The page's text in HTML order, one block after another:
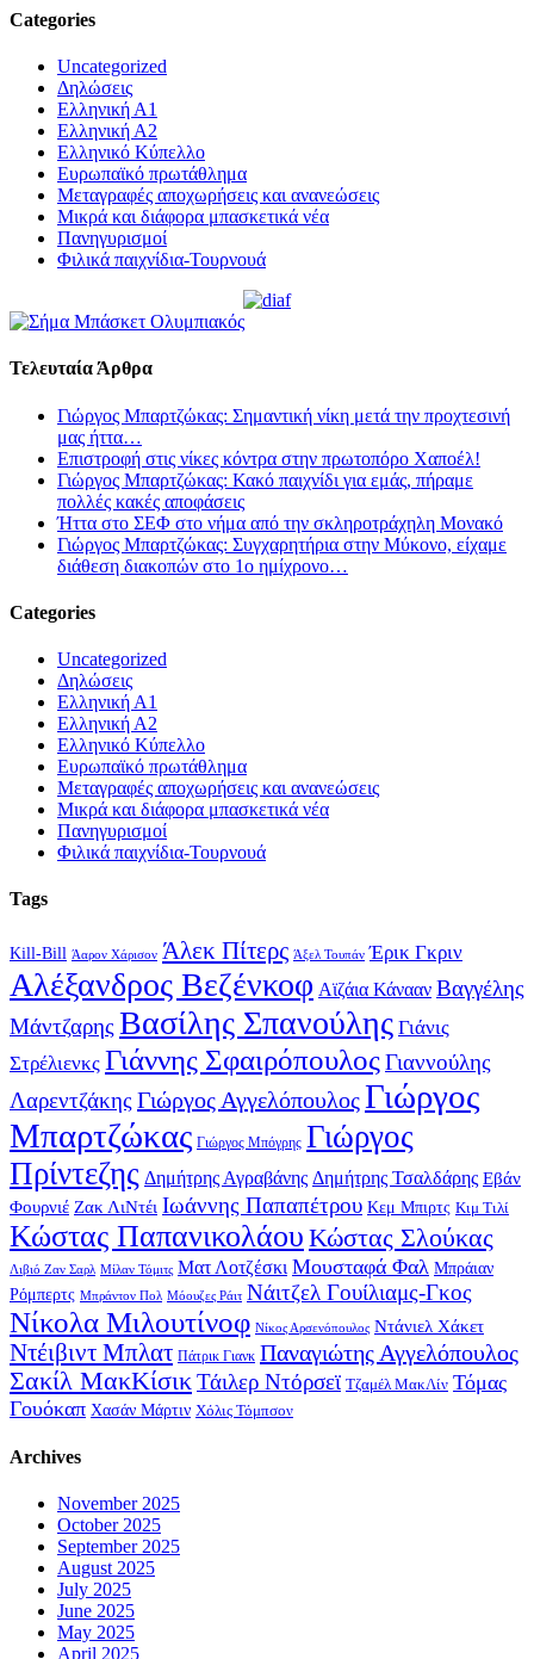
Categories
Uncategorized
Δηλώσεις
Ελληνική Α1
Ελληνική Α2
Ελληνικό Κύπελλο
Ευρωπαϊκό πρωτάθλημα
Μεταγραφές αποχωρήσεις και ανανεώσεις
Μικρά και διάφορα μπασκετικά νέα
Πανηγυρισμοί
Φιλικά παιχνίδια-Τουρνουά
Τελευταία Άρθρα
Γιώργος Μπαρτζώκας: Σημαντική νίκη μετά την προχτεσινή
μας ήττα…
Επιστροφή στις νίκες κόντρα στην πρωτοπόρο Χαποέλ!
Γιώργος Μπαρτζώκας: Κακό παιχνίδι για εμάς, πήραμε
πολλές κακές αποφάσεις
Ήττα στο ΣΕΦ στο νήμα από την σκληροτράχηλη Μονακό
Γιώργος Μπαρτζώκας: Συγχαρητήρια στην Μύκονο, είχαμε
διάθεση διακοπών στο 1ο ημίχρονο…
Categories
Uncategorized
Δηλώσεις
Ελληνική Α1
Ελληνική Α2
Ελληνικό Κύπελλο
Ευρωπαϊκό πρωτάθλημα
Μεταγραφές αποχωρήσεις και ανανεώσεις
Μικρά και διάφορα μπασκετικά νέα
Πανηγυρισμοί
Φιλικά παιχνίδια-Τουρνουά
Tags
Kill-Bill Άαρον Χάρισον Άλεκ Πίτερς Άξελ Τουπάν Έρικ Γκριν
Αλέξανδρος Βεζένκοφ Αϊζάια Κάνααν Βαγγέλης
Μάντζαρης Βασίλης Σπανούλης Γιάνις
Στρέλιενκς Γιάννης ΣφαιρόπουλοςΓιαννούλης
Λαρεντζάκης Γιώργος ΑγγελόπουλοςΓιώργος
Μπαρτζώκας Γιώργος Μπόγρης Γιώργος
Πρίντεζης Δημήτρης Αγραβάνης Δημήτρης Τσαλδάρης Εβάν
Φουρνιέ Ζακ ΛιΝτέι Ιωάννης Παπαπέτρου Κεμ Μπιρτς Κιμ Τιλί
Κώστας Παπανικολάου Κώστας Σλούκας
Λιβιό Ζαν Σαρλ Μίλαν Τόμιτς Ματ Λοτζέσκι Μουσταφά Φαλ Μπράιαν
Ρόμπερτς Μπράντον Πολ Μόουζες Ράιτ Νάιτζελ Γουίλιαμς-Γκος
Νίκολα Μιλουτίνοφ Νίκος Αρσενόπουλος Ντάνιελ Χάκετ
Ντέιβιντ Μπλατ Πάτρικ Γιανκ Παναγιώτης Αγγελόπουλος
Σακίλ ΜακΚίσικ Τάιλερ Ντόρσεϊ Τζαμέλ ΜακΛίν Τόμας
Γουόκαπ Χασάν Μάρτιν Χόλις Τόμπσον
Archives
November 2025
October 2025
September 2025
August 2025
July 2025
June 2025
May 2025
April 2025